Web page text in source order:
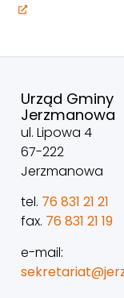
Urząd Gminy
Jerzmanowa
ul. Lipowa 4
67-222
Jerzmanowa
tel. 76 831 21 21
fax. 76 831 21 19
e-mail: